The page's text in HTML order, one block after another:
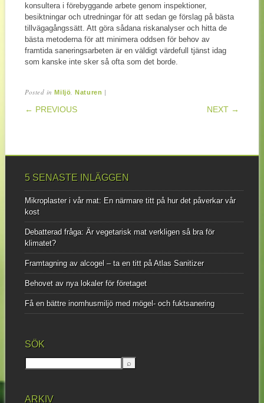
konsultera i förebyggande arbete genom inspektioner,
besiktningar och utredningar för att sedan ge förslag på bästa
tillvägagångssätt. Att göra sådana riskanalyser och hitta de
bästa metoderna för att minimera oddsen för behov av
framtida saneringsarbeten är en väldigt värdefull tjänst idag
som kanske inte sker så ofta som det borde.
Posted inMiljö,Naturen |
POST NAVIGATION
← PREVIOUS NEXT →
5 SENASTE INLÄGGEN
Mikroplaster i vår mat: En närmare titt på hur det påverkar vår
kost
Debatterad fråga: Är vegetarisk mat verkligen så bra för
klimatet?
Framtagning av alcogel – ta en titt på Atlas Sanitizer
Behovet av nya lokaler för företaget
Få en bättre inomhusmiljö med mögel- och fuktsanering
SÖK
ARKIV